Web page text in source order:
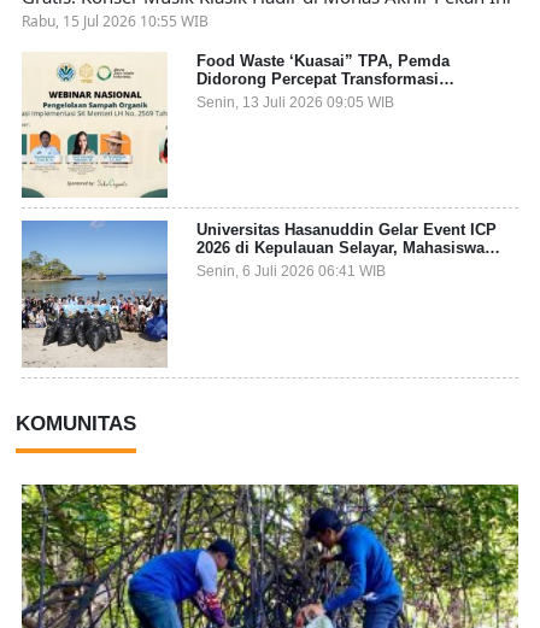
Rabu, 15 Jul 2026 10:55 WIB
Food Waste ‘Kuasai” TPA, Pemda
Didorong Percepat Transformasi
Pengelolaan Sampah Organik dari Sumber
Senin, 13 Juli 2026 09:05 WIB
Universitas Hasanuddin Gelar Event ICP
2026 di Kepulauan Selayar, Mahasiswa
dari 27 Negara Jadi Partisipan
Senin, 6 Juli 2026 06:41 WIB
KOMUNITAS